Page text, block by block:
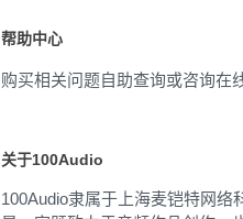
帮助中心
购买相关问题自助查询或咨询在
关于100Audio
100Audio隶属于上海麦铠特网络